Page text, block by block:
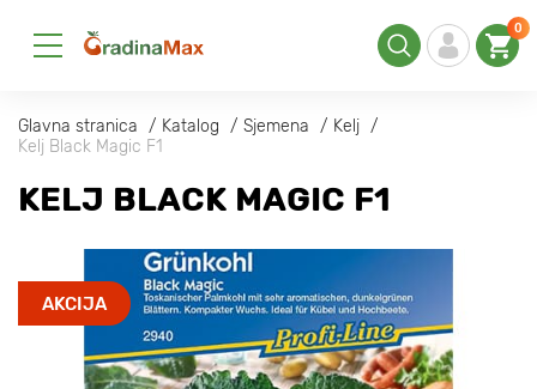
0
Glavna stranica Katalog Sjemena
Kelj
Kelj Black Magic F1
KELJ BLACK MAGIC F1
AKCIJA